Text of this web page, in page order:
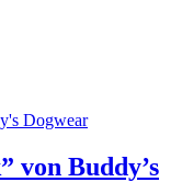
von Buddy’s